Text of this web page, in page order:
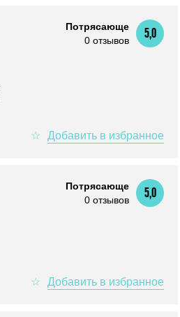
Потрясающе
0 отзывов
5,0
Потрясающе
0 отзывов
5,0